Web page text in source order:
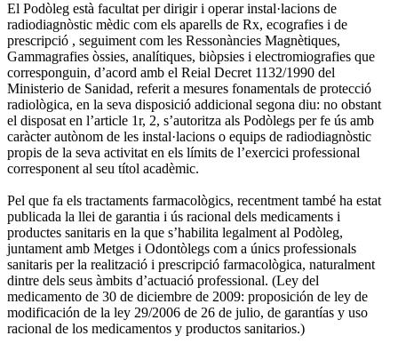
El Podòleg està facultat per dirigir i operar instal·lacions de
radiodiagnòstic mèdic com els aparells de Rx, ecografies i de
prescripció , seguiment com les Ressonàncies Magnètiques,
Gammagrafies òssies, analítiques, biòpsies i electromiografies que
corresponguin, d’acord amb el Reial Decret 1132/1990 del
Ministerio de Sanidad, referit a mesures fonamentals de protecció
radiològica, en la seva disposició addicional segona diu: no obstant
el disposat en l’article 1r, 2, s’autoritza als Podòlegs per fe ús amb
caràcter autònom de les instal·lacions o equips de radiodiagnòstic
propis de la seva activitat en els límits de l’exercici professional
corresponent al seu títol acadèmic.
Pel que fa els tractaments farmacològics, recentment també ha estat
publicada la llei de garantia i ús racional dels medicaments i
productes sanitaris en la que s’habilita legalment al Podòleg,
juntament amb Metges i Odontòlegs com a únics professionals
sanitaris per la realització i prescripció farmacològica, naturalment
dintre dels seus àmbits d’actuació professional. (Ley del
medicamento de 30 de diciembre de 2009: proposición de ley de
modificación de la ley 29/2006 de 26 de julio, de garantías y uso
racional de los medicamentos y productos sanitarios.)